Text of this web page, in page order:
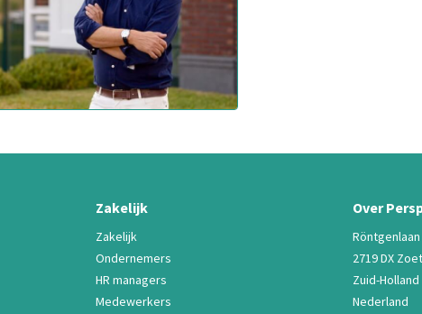
Zakelijk
Zakelijk
Ondernemers
HR managers
Medewerkers
Over
Röntgenlaan
2719 DX
Zuid-Holland
Nederland